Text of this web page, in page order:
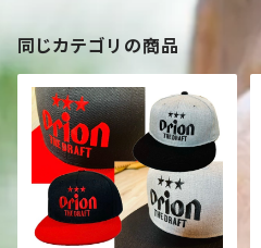
同じカテゴリの商品